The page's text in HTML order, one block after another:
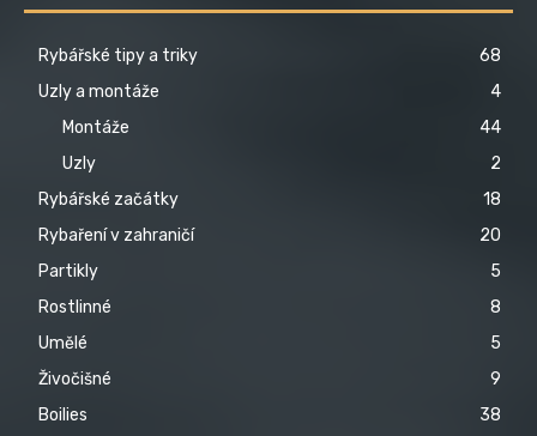
Rybářské tipy a triky
68
Uzly a montáže
4
Montáže
44
Uzly
2
Rybářské začátky
18
Rybaření v zahraničí
20
Partikly
5
Rostlinné
8
Umělé
5
Živočišné
9
Boilies
38